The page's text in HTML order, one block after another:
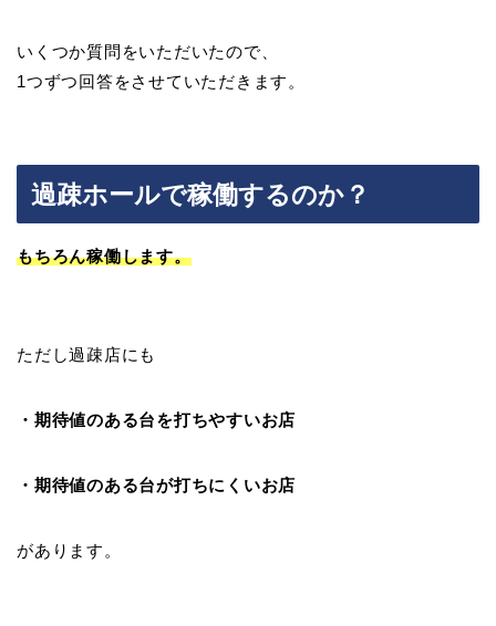
いくつか質問をいただいたので、
1つずつ回答をさせていただきます。
過疎ホールで稼働するのか？
もちろん稼働します。
ただし過疎店にも
・期待値のある台を打ちやすいお店
・期待値のある台が打ちにくいお店
があります。